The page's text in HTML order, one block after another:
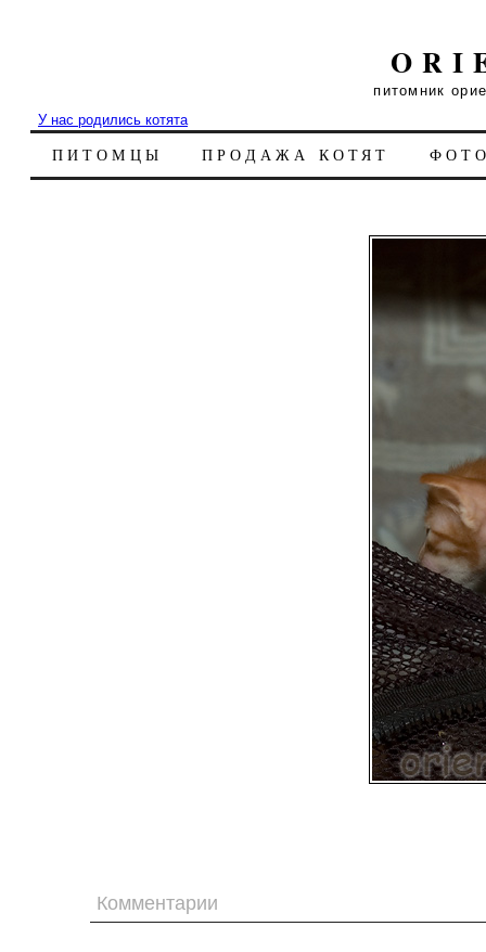
питомник
У нас родились котята
ПИТОМЦЫ ПРОДАЖА КОТЯТ
Комментарии